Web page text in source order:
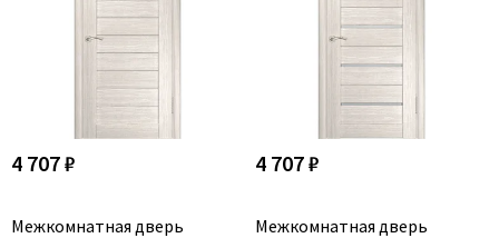
4 707 ₽
Межкомнатная дверь
4 707 ₽
Межкомнатная дверь